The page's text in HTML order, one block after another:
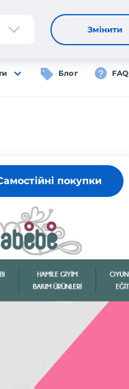
Реєстрація Вхід
Блог FAQ
Змінити
покупки